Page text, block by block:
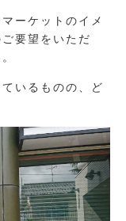
ーケットのイメ
要望をいただ
いるものの、ど